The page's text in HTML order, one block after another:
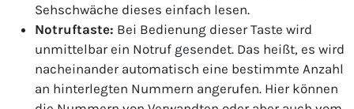
Sehschwäche dieses einfach lesen.
Notruftaste: Bei Bedienung dieser Taste wird
unmittelbar ein Notruf gesendet. Das heißt, es wird
nacheinander automatisch eine bestimmte Anzahl
an hinterlegten Nummern angerufen. Hier können